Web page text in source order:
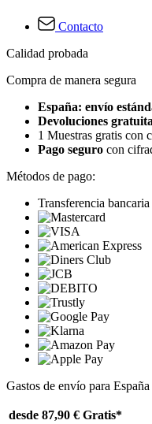
Contacto
Calidad probada
Compra de manera segura
España: envío
Devoluciones
1 Muestras gratis con
Pago seguro con
Métodos de pago:
Transferencia bancaria
Gastos de envío para España
desde 87,90 € Gratis*